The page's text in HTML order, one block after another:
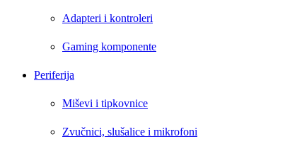
Adapteri i kontroleri
Gaming komponente
Periferija
Miševi i tipkovnice
Zvučnici, slušalice i mikrofoni